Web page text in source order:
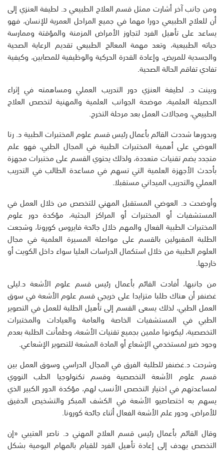
ومن جانب آخر أشارت ممثل قسم العلاج الطبيعي د. لطيفة العنزي إلى
أن للعلاج الطبيعي دورا مهما في جميع المراحل العمرية للإنسان، فهو
يساعد على تأهيل الفرد لتجاوز الأمراض المزمنة والمؤقتة وممارسة
حياته الطبيعية، وتعد مهمة المعالج الطبيعي تقديم الرعاية الصحية
والجسدية للمريض، وإعادة القدرة الحركية والوظيفية للمصابين، وكيفية
تفادي تفاقم الحالة الصحية.
وبينت د. لطيفة العنزي دور التدريب العملي ومساهمته في إثراء
الحصيلة العلمية، موضحة الجوانب العلمية والمهنية لتخصص العلاج
الطبيعي، ومجالات العمل بعد مرحلة التخرج.
وبدورها شددت القائم بأعمال رئيس قسم علوم المختبرات الطبية د. رنا
العوضي على أهمية المختبرات الطبية في المجال الطبي، فهو علم
متجدد يضم تقنيات متعددة، ولذلك يحتوي القسم على مختبرات مجهزة
بأحدث الأجهزة العلمية التي تسهم في مساعدة الطالب في التدريب
العملي والتدريب الميداني مستقبلا.
وأوضحت د. العوضي المستقبل المهني للتخصص من خلال العمل في
المستشفيات أو المختبرات أو المراكز البحثية، مؤكدة دور علوم
المختبرات الطبية الفعال والمهم خلال جائحة فايروس كورونا، وشجعت
الطلبة المقبولين بالقسم على مواصلة المسيرة العلمية في مجال
العلوم الطبية من خلال استكمال الدراسات العليا سواء داخل الكويت أو
خارجها.
من جانبها، أفادت القائم بأعمال رئيس قسم علوم الأشعة د.ليلى
غضنفر أن هناك طلبا متزايدا على خريجي قسم علوم الأشعة في سوق
العمل الطبي، لذلك يسعى القسم إلى تأهيل الطلبة للعمل في التصوير
الطبي في المستشفيات الخاصة والعامة والعيادات والمختبرات
التخصصية، ليكونوا ملمين بجميع تقنيات الأشعة، وطمأنت الطلبة بعدم
وجود ضرر لمستخدمي الإشعاع أو المادة المشعة للتصوير الإشعاعي.
وشرحت د.غضنفر للطلبة الفرق في المجال الدراسي وسوق العمل بين
قسم علوم الأشعة التخصصية وقسم تكنولوجيا الطب النووي
لمساعدتهم في اختيار التخصص الأنسب لهم، مؤكدة الدور الكبير الذي
يسهم به اختصاصيو الأشعة في الكشف المبكر والتشخيص الدقيق
للأمراض، ودور علم الأشعة الفعال أثناء جائحة كورونا.
وقال القائم بأعمال رئيس قسم العلاج المهني د. ناصر العتيبي «إن
التخصص يهدف إلى إعادة تأهيل الفرد للقيام بالمهام اليومية بشكل